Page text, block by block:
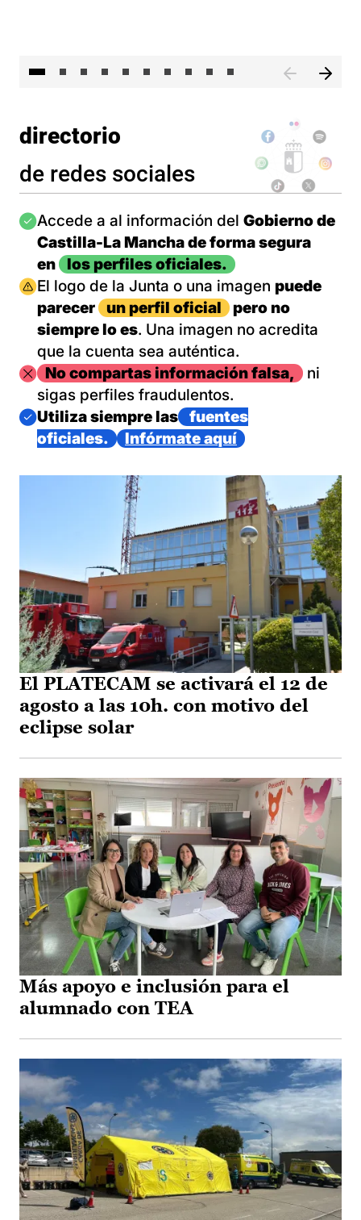
directorio
de redes sociales
Imagen
Accede a al información del Gobierno de
Castilla-La Mancha de forma segura
en
los perfiles oficiales.
Imagen
El logo de la Junta o una imagen puede
parecer
un perfil oficial
pero no
siempre lo es. Una imagen no acredita
que la cuenta sea auténtica.
ImagenNo compartas información falsa,
ni
sigas perfiles fraudulentos.
Imagen
Utiliza siempre las
fuentes
oficiales.
Infórmate aquí
El PLATECAM se activará el 12 de
agosto a las 10h. con motivo del
eclipse solar
Más apoyo e inclusión para el
alumnado con TEA